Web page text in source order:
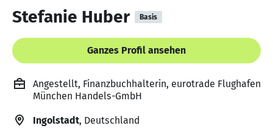
Stefanie Huber Basis
Ganzes Profil ansehen
Angestellt, Finanzbuchhalterin, eurotrade Flughafen
München Handels-GmbH
Ingolstadt, Deutschland